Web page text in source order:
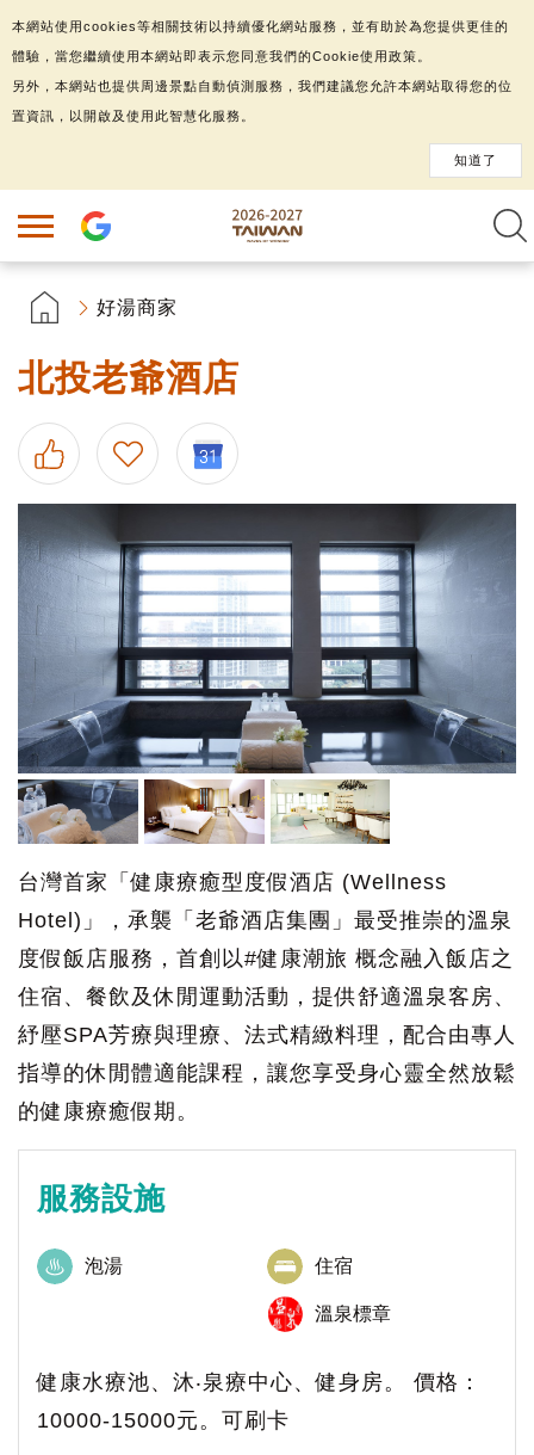
好湯商家
北投老爺酒店
台灣首家「健康療癒型度假酒店 (Wellness
Hotel)」，承襲「老爺酒店集團」最受推崇的溫泉
度假飯店服務，首創以#健康潮旅 概念融入飯店之
住宿、餐飲及休閒運動活動，提供舒適溫泉客房、
紓壓SPA芳療與理療、法式精緻料理，配合由專人
指導的休閒體適能課程，讓您享受身心靈全然放鬆
的健康療癒假期。
服務設施
泡湯 住宿
溫泉標章
健康水療池、沐‧泉療中心、健身房。 價格：
10000-15000元。可刷卡
本網站使用cookies等相關技術以持續優化網站服務，並有助於為您提供更佳的
體驗，當您繼續使用本網站即表示您同意我們的Cookie使用政策。
另外，本網站也提供周邊景點自動偵測服務，我們建議您允許本網站取得您的位
置資訊，以開啟及使用此智慧化服務。
知道了